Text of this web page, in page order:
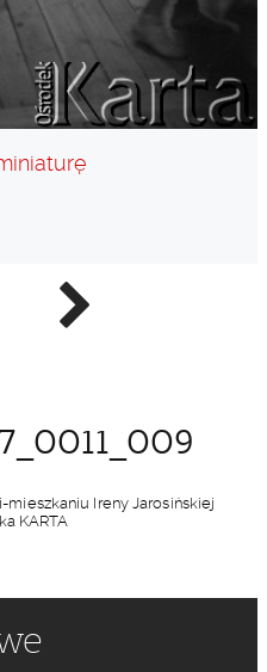
Następne
zdjęcie
Ireny Jarosińskiej
KARTA